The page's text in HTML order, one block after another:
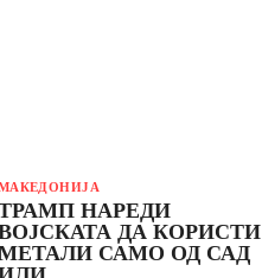
НАРЕДИ
ДА КОРИСТИ
САМО ОД САД